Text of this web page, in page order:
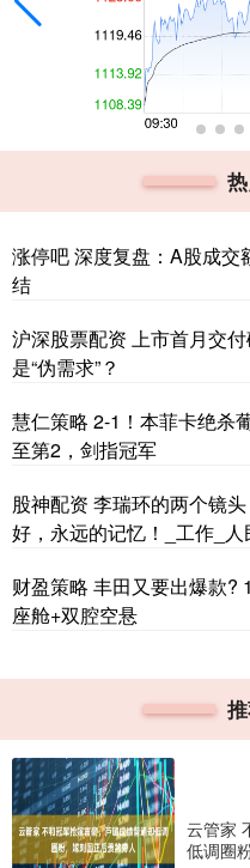
涨停吧 深度复盘：A股成交
结
沪深股票配资 上市首月交
是“伪需求”？
慧仁策略 2-1！本菲卡绝杀
至第2，剑指冠军
股神配资 李瑞环的两个镜
好，永远的记忆！_工作_
财盈策略 丰田又要出爆款?
座舱+双腔空悬
云管家
低调圈